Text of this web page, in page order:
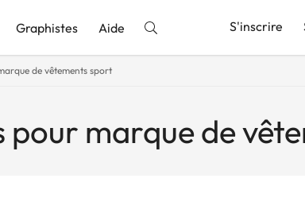
Graphistes Aide S'inscrire
de vêtements sport
pour marque de